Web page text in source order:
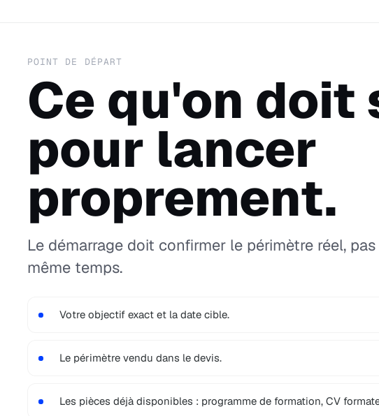
POINT DE DÉPART
Ce qu'on doit
pour lancer
proprement.
Le démarrage doit confirmer le périmètre réel,
même temps.
Votre objectif exact et la date cible.
Le périmètre vendu dans le devis.
Les pièces déjà disponibles : programme de formation, CV